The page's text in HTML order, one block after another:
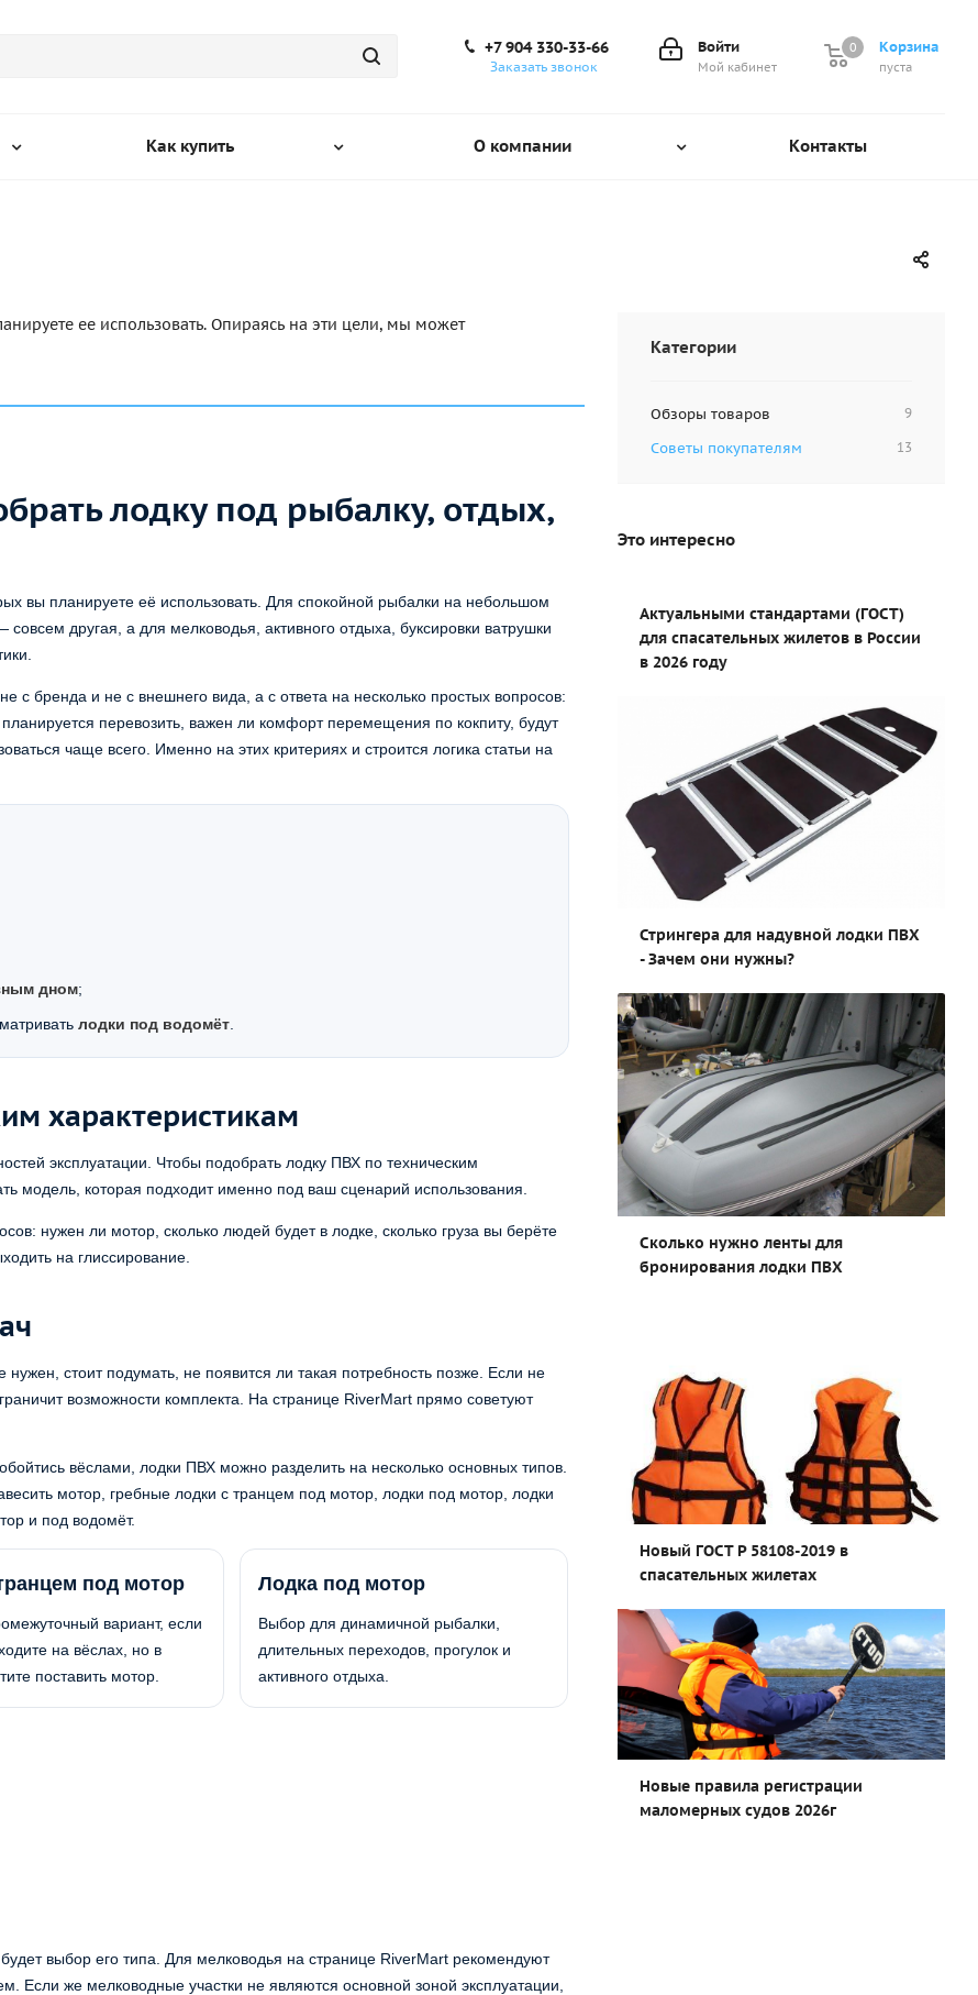
Корзина
0
пуста
0
Войти
Мой кабинет
+7 904 330-33-66
Заказать звонок
Как купить О компании Контакты
ее использовать. Опираясь на эти цели, мы может
лодку под рыбалку, отдых,
вы планируете её использовать. Для спокойной рыбалки на небольшом
другая, а для мелководья, активного отдыха, буксировки ватрушки
с бренда и не с внешнего вида, а с ответа на несколько простых вопросов:
перевозить, важен ли комфорт перемещения по кокпиту, будут
чаще всего. Именно на этих критериях и строится логика статьи на
дном;
лодки под водомёт
характеристикам
эксплуатации. Чтобы подобрать лодку ПВХ по техническим
модель, которая подходит именно под ваш сценарий использования.
нужен ли мотор, сколько людей будет в лодке, сколько груза вы берёте
на глиссирование.
стоит подумать, не появится ли такая потребность позже. Если не
возможности комплекта. На странице RiverMart прямо советуют
вёслами, лодки ПВХ можно разделить на несколько основных типов.
мотор, гребные лодки с транцем под мотор, лодки под мотор, лодки
и под водомёт.
под мотор
вариант, если
на вёслах, но в
поставить мотор.
Лодка под мотор
Выбор для динамичной рыбалки,
длительных переходов, прогулок и
активного отдыха.
выбор его типа. Для мелководья на странице RiverMart рекомендуют
Если же мелководные участки не являются основной зоной эксплуатации,
Категории
Обзоры товаров 9
Советы покупателям 13
Это интересно
Актуальными стандартами (ГОСТ)
для спасательных жилетов в России
в 2026 году
Стрингера для надувной лодки ПВХ
- Зачем они нужны?
Сколько нужно ленты для
бронирования лодки ПВХ
Новый ГОСТ Р 58108-2019 в
спасательных жилетах
Новые правила регистрации
маломерных судов 2026г